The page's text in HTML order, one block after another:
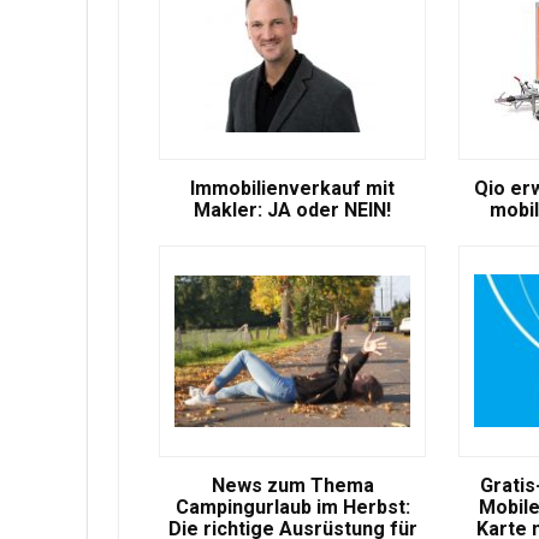
Immobilienverkauf mit
Makler: JA oder NEIN!
Qio
News zum Thema
Campingurlaub im Herbst:
Die richtige Ausrüstung für
Karte